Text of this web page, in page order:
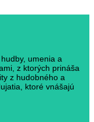
umenia a
z ktorých prináša
z hudobného a
ktoré vnášajú